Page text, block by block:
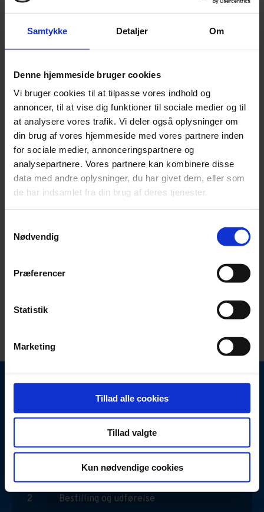
Samtykke Detaljer Om
Denne hjemmeside bruger cookies
Vi bruger cookies til at tilpasse vores indhold og
annoncer, til at vise dig funktioner til sociale medier og til
at analysere vores trafik. Vi deler også oplysninger om
din brug af vores hjemmeside med vores partnere inden
for sociale medier, annonceringspartnere og
analysepartnere. Vores partnere kan kombinere disse
data med andre oplysninger, du har givet dem, eller som
de har indsamlet fra din brug af deres tjenester.
Nødvendig
Præferencer
Statistik
Marketing
Tillad alle cookies
Tillad valgte
Kun nødvendige cookies
Fuldfør guiden
2.Modtag dokument
Underleverandøraftalen
indeholder bestemmelser om
Bestilling og udførelse